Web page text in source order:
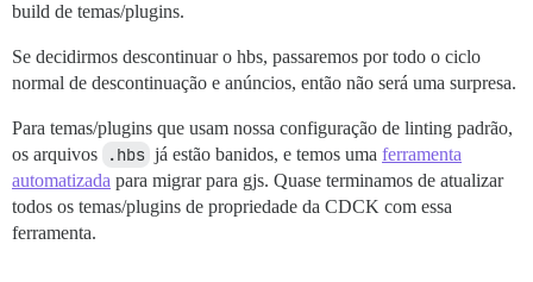
build de temas/plugins.
Se decidirmos descontinuar o hbs, passaremos por todo o ciclo
normal de descontinuação e anúncios, então não será uma surpresa.
Para temas/plugins que usam nossa configuração de linting padrão,
os arquivos
.hbs já estão banidos, e temos uma ferramenta
automatizada para migrar para gjs. Quase terminamos de atualizar
todos os temas/plugins de propriedade da CDCK com essa
ferramenta.